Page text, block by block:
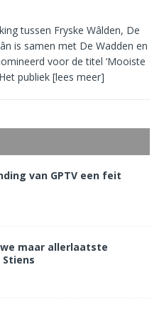
tussen Fryske Wâlden, De
is samen met De Wadden en
voor de titel ‘Mooiste
publiek [lees meer]
van GPTV een feit
maar allerlaatste
Stiens